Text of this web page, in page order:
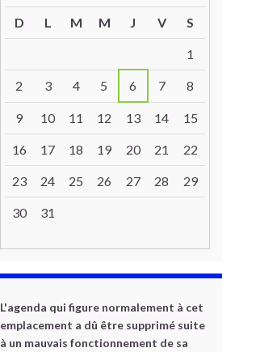
D L M M J V S
1
2 3 4 5 6 7 8
9 10 11 12 13 14 15
16 17 18 19 20 21 22
23 24 25 26 27 28 29
30 31
L'agenda qui figure normalement à cet
emplacement a dû être supprimé suite
à un mauvais fonctionnement de sa